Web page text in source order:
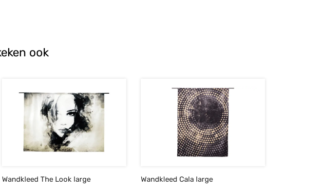
ook
Wandkleed The Look large Wandkleed Cala large